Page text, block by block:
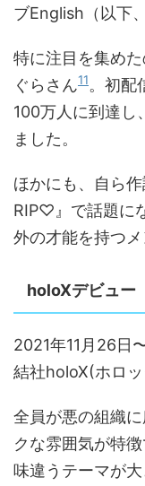
ブEnglish（以下、
特に注目を集め
ぐらさん11。初配
100万人に到達し
ました。
ほかにも、自ら
RIP♡』で話題に
外の才能を持つメ
holoXデビュー
2021年11月26日
結社holoX(ホロ
全員が悪の組織
クな雰囲気が特
味違うテーマが大